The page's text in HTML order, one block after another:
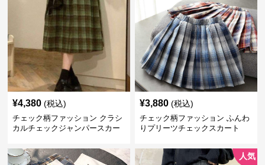
¥4,380 (税込)
チェック柄ファッション クラシ
カルチェックジャンパースカー
¥3,880 (税込)
チェック柄ファッション ふんわ
りプリーツチェックスカート
人気